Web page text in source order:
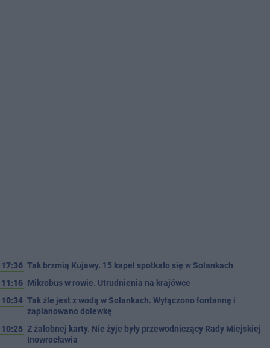
17:36 Tak brzmią Kujawy. 15 kapel spotkało się w Solankach
11:16 Mikrobus w rowie. Utrudnienia na krajówce
10:34 Tak źle jest z wodą w Solankach. Wyłączono fontannę i
zaplanowano dolewkę
10:25 Z żałobnej karty. Nie żyje były przewodniczący Rady Miejskiej
Inowrocławia